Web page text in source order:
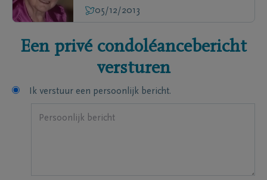
05/12/2013
Een privé condoléancebericht
versturen
Ik verstuur een persoonlijk bericht.